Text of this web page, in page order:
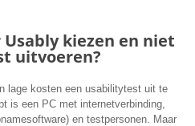
kiezen en niet
uitvoeren?
lage kosten een usabilitytest uit te
is een PC met internetverbinding,
en testpersonen. Maar